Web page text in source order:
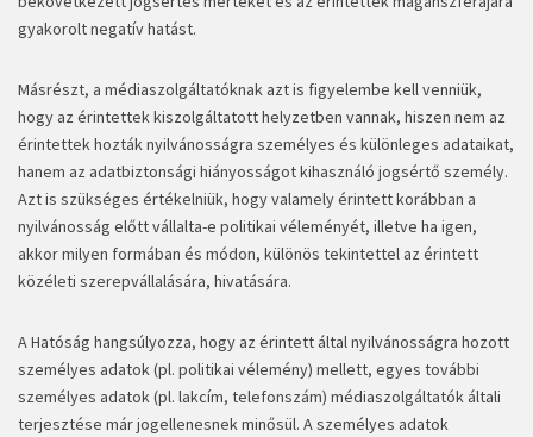
gyakorolt negatív hatást.
Másrészt, a médiaszolgáltatóknak azt is figyelembe kell venniük,
hogy az érintettek kiszolgáltatott helyzetben vannak, hiszen nem az
érintettek hozták nyilvánosságra személyes és különleges adataikat,
hanem az adatbiztonsági hiányosságot kihasználó jogsértő személy.
Azt is szükséges értékelniük, hogy valamely érintett korábban a
nyilvánosság előtt vállalta-e politikai véleményét, illetve ha igen,
akkor milyen formában és módon, különös tekintettel az érintett
közéleti szerepvállalására, hivatására.
A Hatóság hangsúlyozza, hogy az érintett által nyilvánosságra hozott
személyes adatok (pl. politikai vélemény) mellett, egyes további
személyes adatok (pl. lakcím, telefonszám) médiaszolgáltatók általi
terjesztése már jogellenesnek minősül. A személyes adatok